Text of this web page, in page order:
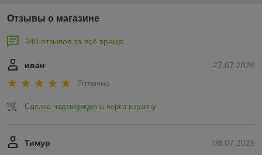
Отзывы о магазине
340 отзывов за всё время
27.07.2026
иван
Отлично
Сделка подтверждена через корзину
08.07.2026
Тимур